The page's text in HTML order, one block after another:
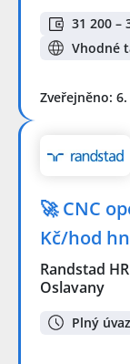
31 200 –
Vhodné
Zveřejněno:
🚀 CNC
Kč/hod
Randstad
Oslavany
Plný